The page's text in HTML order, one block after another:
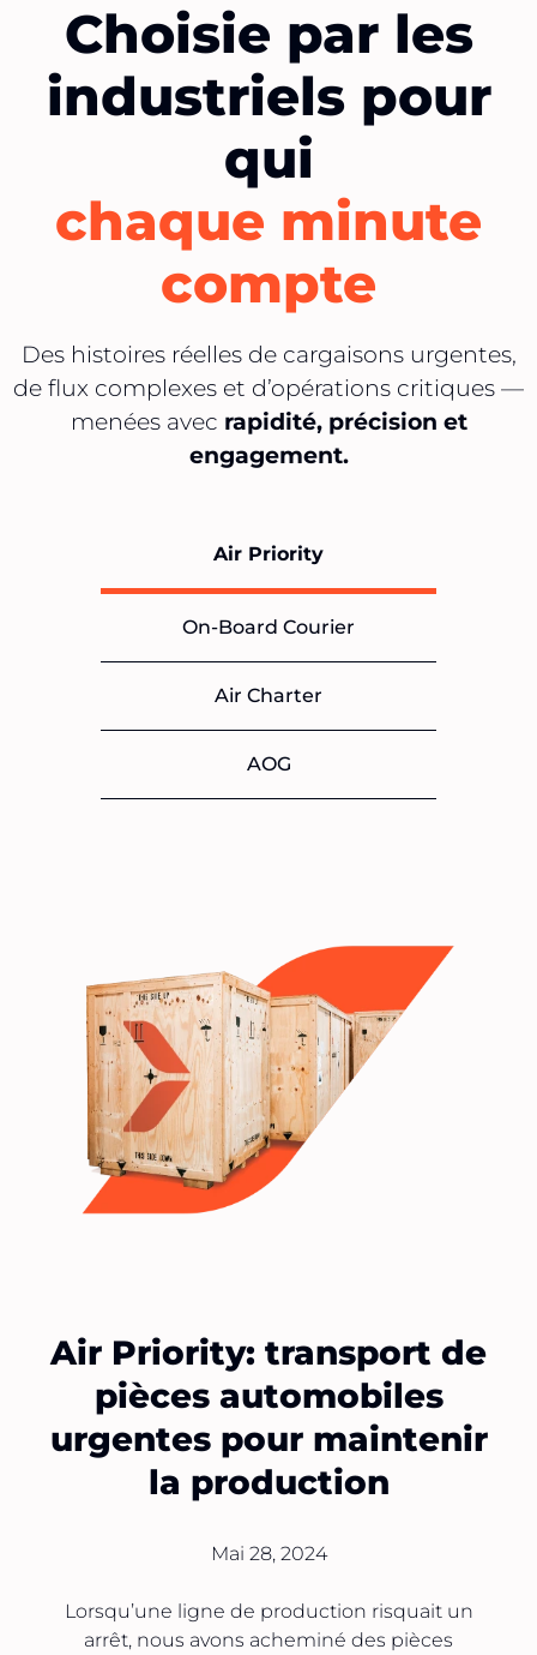
Choisie par les
industriels pour
qui
chaque minute
compte
Des histoires réelles de cargaisons urgentes,
de flux complexes et d’opérations critiques —
menées avec rapidité, précision et
engagement.
Air Priority
On-Board Courier
Air Charter
AOG
Air Priority: transport de
pièces automobiles
urgentes pour maintenir
la production
Mai 28, 2024
Lorsqu’une ligne de production risquait un
arrêt, nous avons acheminé des pièces